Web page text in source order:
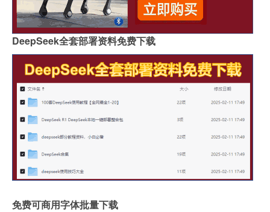
DeepSeek全套部署资料免费下载
免费可商用字体批量下载